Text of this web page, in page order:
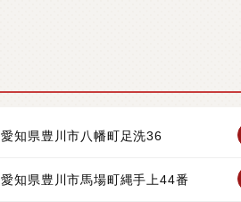
愛知県豊川市八幡町足洗36
愛知県豊川市馬場町縄手上44番